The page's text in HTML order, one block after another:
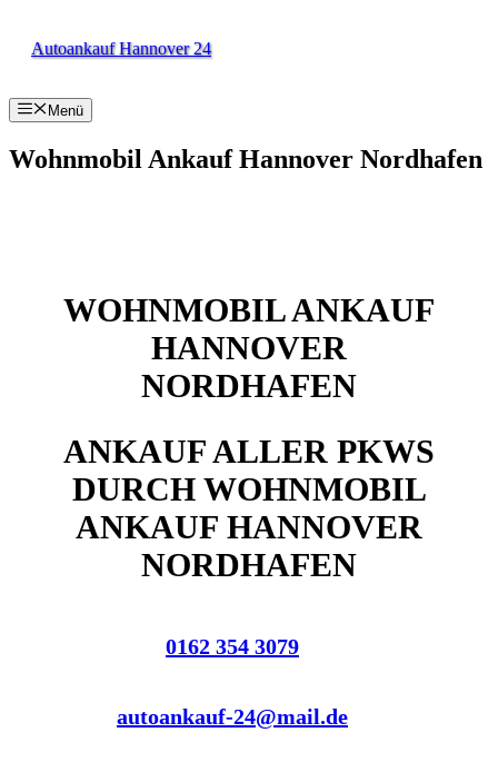
InhaltAutoankauf Hannover 24
Menü
Wohnmobil Ankauf Hannover Nordhafen
WOHNMOBIL ANKAUF
HANNOVER
NORDHAFEN
ANKAUF ALLER PKWS
DURCH WOHNMOBIL
ANKAUF HANNOVER
NORDHAFEN
0162 354 3079
autoankauf-24@mail.de